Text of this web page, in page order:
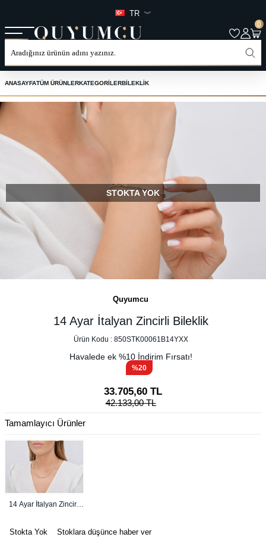
TR
0
ANASAYFATÜM ÜRÜNLERKATEGORILERBILEKLIK
STOKTA YOK
Quyumcu
14 Ayar İtalyan Zincirli Bileklik
Ürün Kodu : 850STK00061B14YXX
Havalede ek %10İndirim Fırsatı!
%20
33.705,60 TL
42.133,00TL
Tamamlayıcı Ürünler
14 Ayar İtalyan Zincirli
Stokta Yok Stoklara düşünce haber ver